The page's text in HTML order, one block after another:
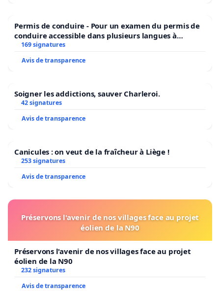
Permis de conduire - Pour un examen du permis de
conduire accessible dans plusieurs langues à
Bruxelles
169 signatures
Avis de transparence
Soigner les addictions, sauver Charleroi.
42 signatures
Avis de transparence
Canicules : on veut de la fraîcheur à Liège !
253 signatures
Avis de transparence
Préservons l'avenir de nos villages face au projet
éolien de la N90
Préservons l'avenir de nos villages face au projet
éolien de la N90
232 signatures
Avis de transparence